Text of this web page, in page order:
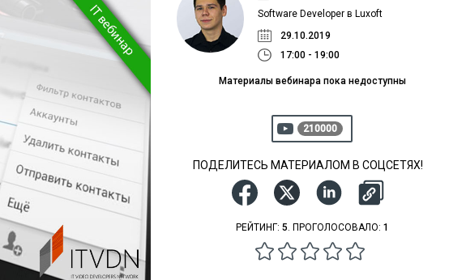
Software Developer в Luxoft
29.10.2019
17:00 - 19:00
Материалы вебинара пока недоступны
210000
ПОДЕЛИТЕСЬ МАТЕРИАЛОМ В СОЦСЕТЯХ!
РЕЙТИНГ: 5. ПРОГОЛОСОВАЛО: 1